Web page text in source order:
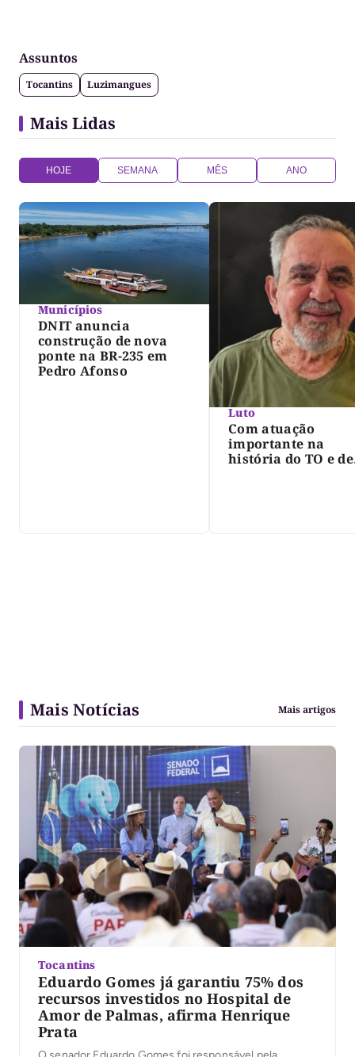
Assuntos
Tocantins Luzimangues
Mais Lidas
HOJE SEMANA MÊS ANO
Municípios
DNIT anuncia
construção de nova
ponte na BR-235 em
Pedro Afonso
Luto
Com atuação
importante na
história do TO e de
Mais Notícias Mais artigos
Tocantins
Eduardo Gomes já garantiu 75% dos
recursos investidos no Hospital de
Amor de Palmas, afirma Henrique
Prata